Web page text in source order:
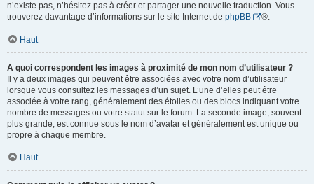
n’existe pas, n’hésitez pas à créer et partager une nouvelle traduction. Vous
trouverez davantage d’informations sur le site Internet de phpBB ®.
Haut
A quoi correspondent les images à proximité de mon nom d’utilisateur ?
Il y a deux images qui peuvent être associées avec votre nom d’utilisateur
lorsque vous consultez les messages d’un sujet. L’une d’elles peut être
associée à votre rang, généralement des étoiles ou des blocs indiquant votre
nombre de messages ou votre statut sur le forum. La seconde image, souvent
plus grande, est connue sous le nom d’avatar et généralement est unique ou
propre à chaque membre.
Haut